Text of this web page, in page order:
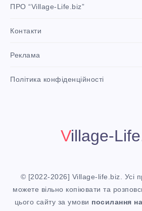
e
i
i
t
ПРО “Village-Life.biz”
Контакти
Реклама
Політика конфіденційності
Village-
© [2022-2026] Village-life.biz. Усі
можете вільно копіювати та
цього сайту за умови посилання